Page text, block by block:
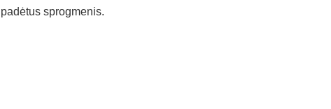
sprogmenis.